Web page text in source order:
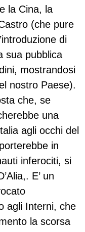
la Cina, la
(che pure
di
sua pubblica
mostrandosi
nostro Paese).
che, se
una
agli occhi del
in
inferociti, si
E’ un
agli Interni, che
la scorsa